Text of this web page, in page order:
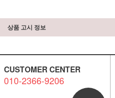
상품 고시 정보
CUSTOMER CENTER
010-2366-9206